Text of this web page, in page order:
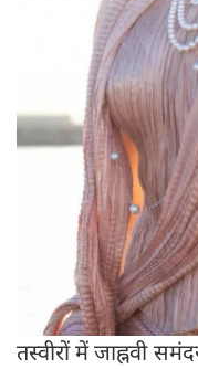
तस्वीरों में जाह्नवी